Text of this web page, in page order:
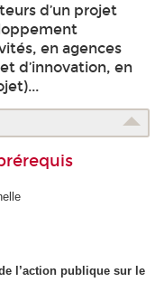
d’un projet
en agences
d’innovation, en
l’action publique sur le